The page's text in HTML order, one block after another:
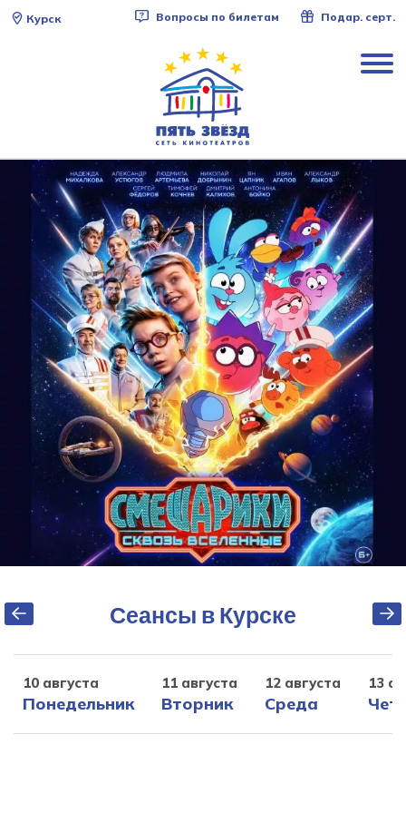
Курск Вопросы по билетам Подар. серт.
Сеансы в Курске
10 августа
Понедельник
11 августа
Вторник
12 августа
Среда
13